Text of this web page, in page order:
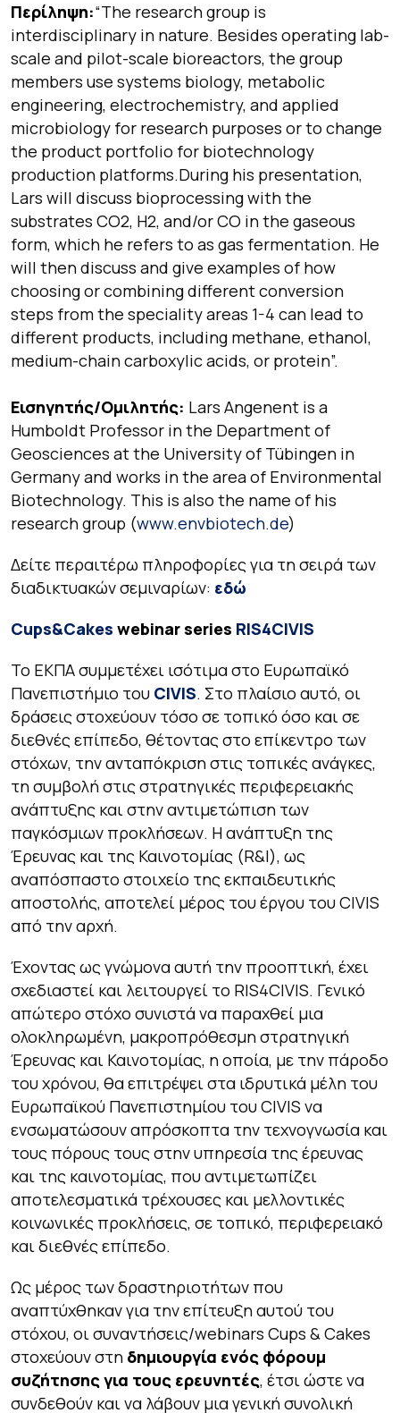
Περίληψη:“The research group is
interdisciplinary in nature. Besides operating lab-
scale and pilot-scale bioreactors, the group
members use systems biology, metabolic
engineering, electrochemistry, and applied
microbiology for research purposes or to change
the product portfolio for biotechnology
production platforms.During his presentation,
Lars will discuss bioprocessing with the
substrates CO2, H2, and/or CO in the gaseous
form, which he refers to as gas fermentation. He
will then discuss and give examples of how
choosing or combining different conversion
steps from the speciality areas 1-4 can lead to
different products, including methane, ethanol,
medium-chain carboxylic acids, or protein”.
Εισηγητής/Ομιλητής: Lars Angenent is a
Humboldt Professor in the Department of
Geosciences at the University of Tübingen in
Germany and works in the area of Environmental
Biotechnology. This is also the name of his
research group (www.envbiotech.de)
Δείτε περαιτέρω πληροφορίες για τη σειρά των
διαδικτυακών σεμιναρίων: εδώ
Cups&Cakes webinar series RIS4CIVIS
Το ΕΚΠΑ συμμετέχει ισότιμα στο Ευρωπαϊκό
Πανεπιστήμιο του CIVIS. Στο πλαίσιο αυτό, οι
δράσεις στοχεύουν τόσο σε τοπικό όσο και σε
διεθνές επίπεδο, θέτοντας στο επίκεντρο των
στόχων, την ανταπόκριση στις τοπικές ανάγκες,
τη συμβολή στις στρατηγικές περιφερειακής
ανάπτυξης και στην αντιμετώπιση των
παγκόσμιων προκλήσεων. Η ανάπτυξη της
Έρευνας και της Καινοτομίας (R&I), ως
αναπόσπαστο στοιχείο της εκπαιδευτικής
αποστολής, αποτελεί μέρος του έργου του CIVIS
από την αρχή.
Έχοντας ως γνώμονα αυτή την προοπτική, έχει
σχεδιαστεί και λειτουργεί το RIS4CIVIS. Γενικό
απώτερο στόχο συνιστά να παραχθεί μια
ολοκληρωμένη, μακροπρόθεσμη στρατηγική
Έρευνας και Καινοτομίας, η οποία, με την πάροδο
του χρόνου, θα επιτρέψει στα ιδρυτικά μέλη του
Ευρωπαϊκού Πανεπιστημίου του CIVIS να
ενσωματώσουν απρόσκοπτα την τεχνογνωσία και
τους πόρους τους στην υπηρεσία της έρευνας
και της καινοτομίας, που αντιμετωπίζει
αποτελεσματικά τρέχουσες και μελλοντικές
κοινωνικές προκλήσεις, σε τοπικό, περιφερειακό
και διεθνές επίπεδο.
Ως μέρος των δραστηριοτήτων που
αναπτύχθηκαν για την επίτευξη αυτού του
στόχου, οι συναντήσεις/webinars Cups & Cakes
στοχεύουν στη δημιουργία ενός φόρουμ
συζήτησης για τους ερευνητές, έτσι ώστε να
συνδεθούν και να λάβουν μια γενική συνολική